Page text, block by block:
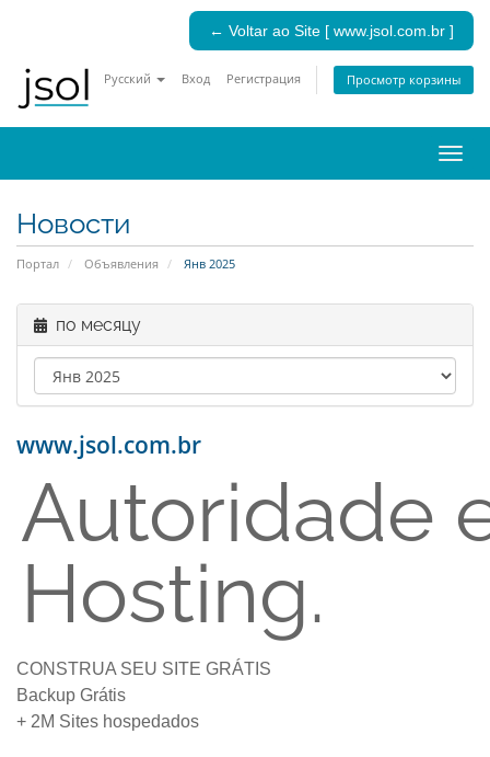
← Voltar ao Site [ www.jsol.com.br ]
Русский Вход Регистрация Просмотр корзины
Новости
Портал Объявления Янв 2025
по месяцу
www.jsol.com.br
Autoridade
Hosting.
CONSTRUA SEU SITE GRÁTIS
Backup Grátis
+ 2M Sites hospedados